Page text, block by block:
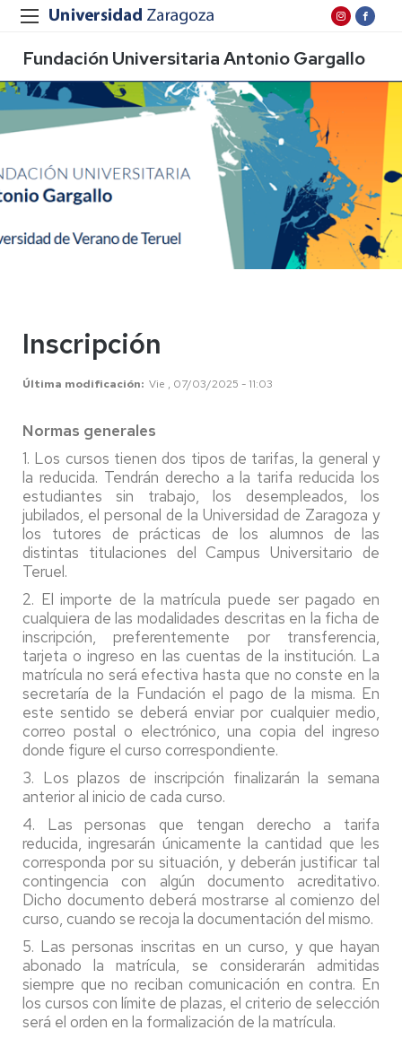
Fundación Universitaria Antonio Gargallo
Inscripción
Última modificación Vie , 07/03/2025 - 11:03
Normas generales
1. Los cursos tienen dos tipos de tarifas, la general y
la reducida. Tendrán derecho a la tarifa reducida los
estudiantes sin trabajo, los desempleados, los
jubilados, el personal de la Universidad de Zaragoza y
los tutores de prácticas de los alumnos de las
distintas titulaciones del Campus Universitario de
Teruel.
2. El importe de la matrícula puede ser pagado en
cualquiera de las modalidades descritas en la ficha de
inscripción, preferentemente por transferencia,
tarjeta o ingreso en las cuentas de la institución. La
matrícula no será efectiva hasta que no conste en la
secretaría de la Fundación el pago de la misma. En
este sentido se deberá enviar por cualquier medio,
correo postal o electrónico, una copia del ingreso
donde figure el curso correspondiente.
3. Los plazos de inscripción finalizarán la semana
anterior al inicio de cada curso.
4. Las personas que tengan derecho a tarifa
reducida, ingresarán únicamente la cantidad que les
corresponda por su situación, y deberán justificar tal
contingencia con algún documento acreditativo.
Dicho documento deberá mostrarse al comienzo del
curso, cuando se recoja la documentación del mismo.
5. Las personas inscritas en un curso, y que hayan
abonado la matrícula, se considerarán admitidas
siempre que no reciban comunicación en contra. En
los cursos con límite de plazas, el criterio de selección
será el orden en la formalización de la matrícula.